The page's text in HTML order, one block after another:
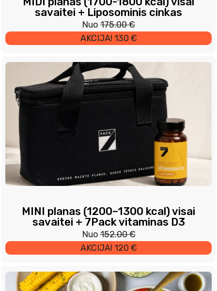
savaitei + Liposominis cinkas
Nuo 175.00€Original
price
was:
Current
price
is:
AKCIJA! 130 €
MINI planas (1200–1300 kcal) visai
savaitei + 7Pack vitaminas D3
Nuo 152.00€Original
price
was:
Current
price
is:
AKCIJA! 120 €